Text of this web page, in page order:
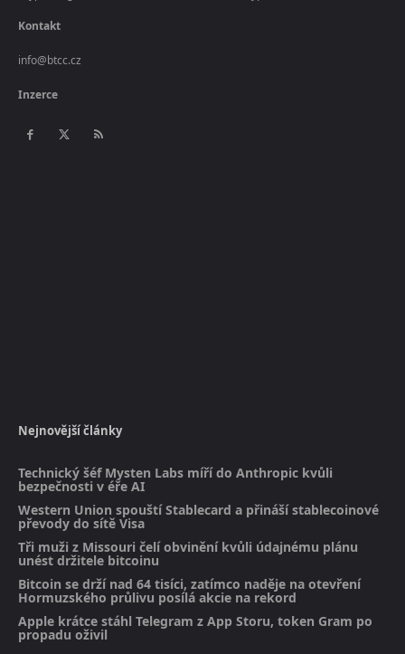
Kontakt
info@btcc.cz
Inzerce
Nejnovější články
Technický šéf Mysten Labs míří do Anthropic kvůli
bezpečnosti v éře AI
Western Union spouští Stablecard a přináší stablecoinové
převody do sítě Visa
Tři muži z Missouri čelí obvinění kvůli údajnému plánu
unést držitele bitcoinu
Bitcoin se drží nad 64 tisíci, zatímco naděje na otevření
Hormuzského průlivu posílá akcie na rekord
Apple krátce stáhl Telegram z App Storu, token Gram po
propadu oživil